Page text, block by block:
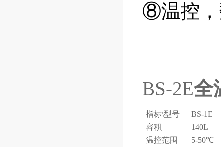
⑧温控
BS-2E全
指标\型号
BS-1E
容积
140L
温控范围
5-50℃